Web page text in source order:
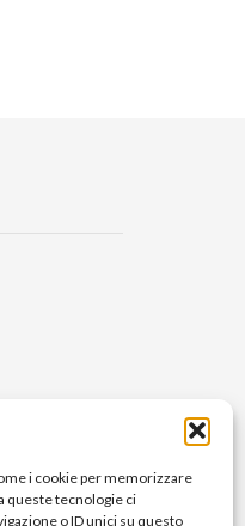
i cookie per memorizzare
queste tecnologie ci
o ID unici su questo